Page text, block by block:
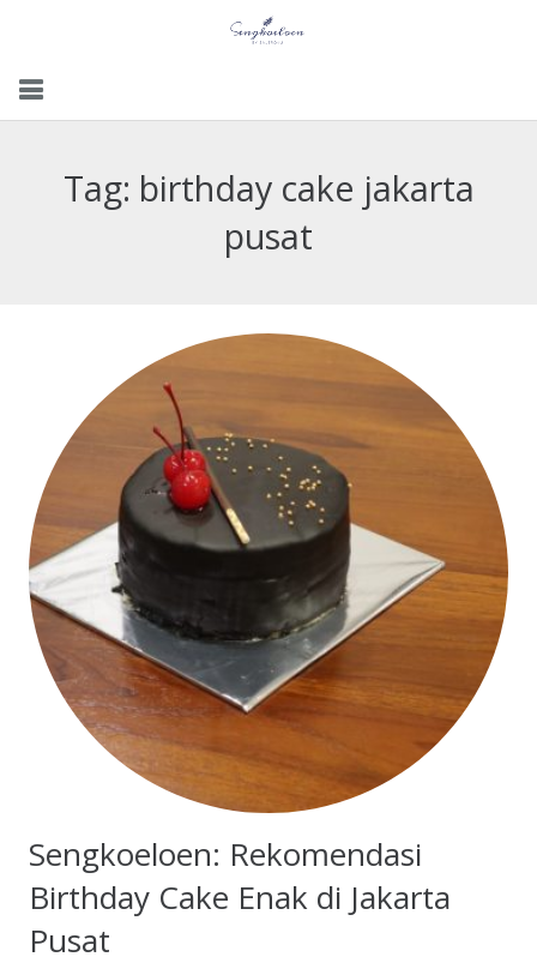
GalleryTag: birthday cake jakarta
pusat
Sengkoeloen: Rekomendasi
Birthday Cake Enak di Jakarta
Pusat